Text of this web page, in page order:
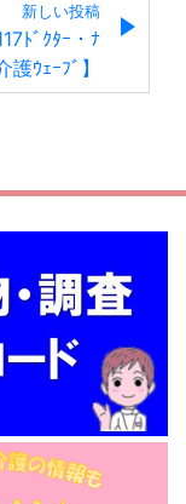
新しい投稿
ﾄﾞｸﾀｰ・ﾅ
護ｳｪｰﾌﾞ】